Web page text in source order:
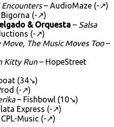
Encounters– AudioMaze (-↗)
(-↗)
& Orquesta – Salsa
(-↗)
Move, The Music Moves Too–
Kitty Run– HopeStreet
(34↘)
(-↗)
– Fishbowl (10↘)
Express (-↗)
Music (-↗)